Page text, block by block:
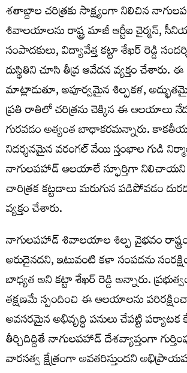
శతాబ్దాల చరిత్రకు సాక్ష్యంగా నిలిచిన
శివాలయాలను రాష్ట్ర మాజీ ఆర్టీఐ చైర్మన్,
సంపాదకులు, విద్యావేత్త కట్టా శేఖర్ రెడ్డి
దుస్థితిని చూసి తీవ్ర ఆవేదన వ్యక్తం
మాట్లాడుతూ, అపూర్వమైన శిల్పకళ,
ప్రతి రాతిలో చరిత్రను చెక్కిన ఈ ఆలయాలు నేడు
గురవడం అత్యంత బాధాకరమన్నారు.
నిదర్శనమైన వరంగల్ వేయి స్తంభాల గుడి
నాగులపహాడ్ ఆలయాలే స్ఫూర్తిగా నిలిచాయని
చారిత్రక కట్టడాలు మరుగున పడిపోవడం
వ్యక్తం చేశారు.
నాగులపహాడ్ శివాలయాల శిల్ప వైభవం
అరుదైనదని, ఇటువంటి కళా సంపదను
బాధ్యత అని కట్టా శేఖర్ రెడ్డి అన్నారు.
తక్షణమే స్పందించి ఈ ఆలయాలను
అవసరమైన అభివృద్ధి పనులు చేపట్టి పర్యాటక
తీర్చిదిద్దితే నాగులపహాడ్ దేశవ్యాప్తంగా
వారసత్వ క్షేత్రంగా అవతరిస్తుందని